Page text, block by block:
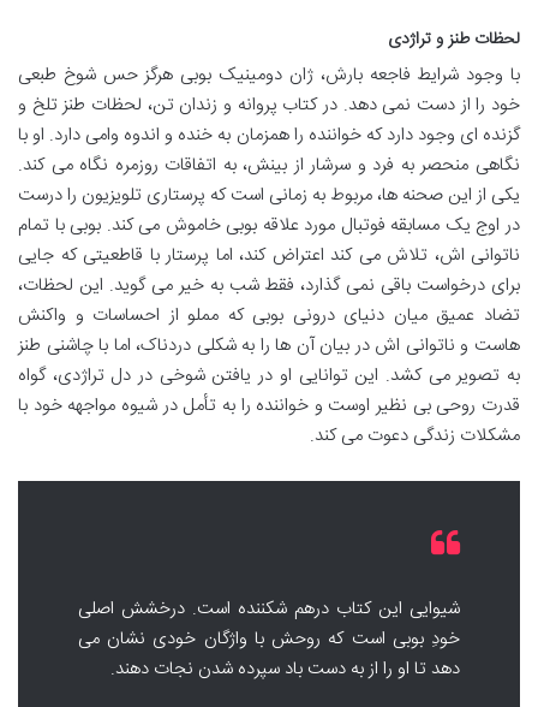
لحظات طنز و تراژدی
با وجود شرایط فاجعه بارش، ژان دومینیک بوبی هرگز حس شوخ طبعی
خود را از دست نمی دهد. در کتاب پروانه و زندان تن، لحظات طنز تلخ و
گزنده ای وجود دارد که خواننده را همزمان به خنده و اندوه وامی دارد. او با
نگاهی منحصر به فرد و سرشار از بینش، به اتفاقات روزمره نگاه می کند.
یکی از این صحنه ها، مربوط به زمانی است که پرستاری تلویزیون را درست
در اوج یک مسابقه فوتبال مورد علاقه بوبی خاموش می کند. بوبی با تمام
ناتوانی اش، تلاش می کند اعتراض کند، اما پرستار با قاطعیتی که جایی
برای درخواست باقی نمی گذارد، فقط شب به خیر می گوید. این لحظات،
تضاد عمیق میان دنیای درونی بوبی که مملو از احساسات و واکنش
هاست و ناتوانی اش در بیان آن ها را به شکلی دردناک، اما با چاشنی طنز
به تصویر می کشد. این توانایی او در یافتن شوخی در دل تراژدی، گواه
قدرت روحی بی نظیر اوست و خواننده را به تأمل در شیوه مواجهه خود با
مشکلات زندگی دعوت می کند.
شیوایی این کتاب درهم شکننده است. درخشش اصلی
خودِ بوبی است که روحش با واژگان خودی نشان می
دهد تا او را از به دست باد سپرده شدن نجات دهند.